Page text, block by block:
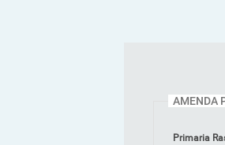
AMENDA
Primaria